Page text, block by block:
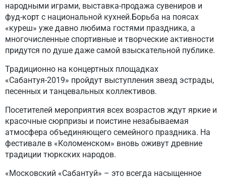
народными играми, выставка-продажа сувениров и
фуд-корт с национальной кухней.Борьба на поясах
«куреш» уже давно любима гостями праздника, а
многочисленные спортивные и творческие активности
придутся по душе даже самой взыскательной публике.
Традиционно на концертных площадках
«Сабантуя-2019» пройдут выступления звезд эстрады,
песенных и танцевальных коллективов.
Посетителей мероприятия всех возрастов ждут яркие и
красочные сюрпризы и поистине незабываемая
атмосфера объединяющего семейного праздника. На
фестивале в «Коломенском» вновь оживут древние
традиции тюркских народов.
«Московский «Сабантуй» – это всегда насыщенное